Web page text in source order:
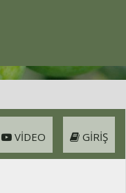
GIRIŞ
VIDEO